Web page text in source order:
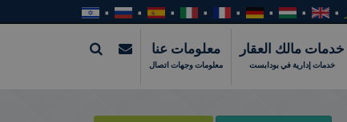
خدمات مالك العقار
خدمات إدارية في بودابست
معلومات عنا
معلومات وجهات اتصال